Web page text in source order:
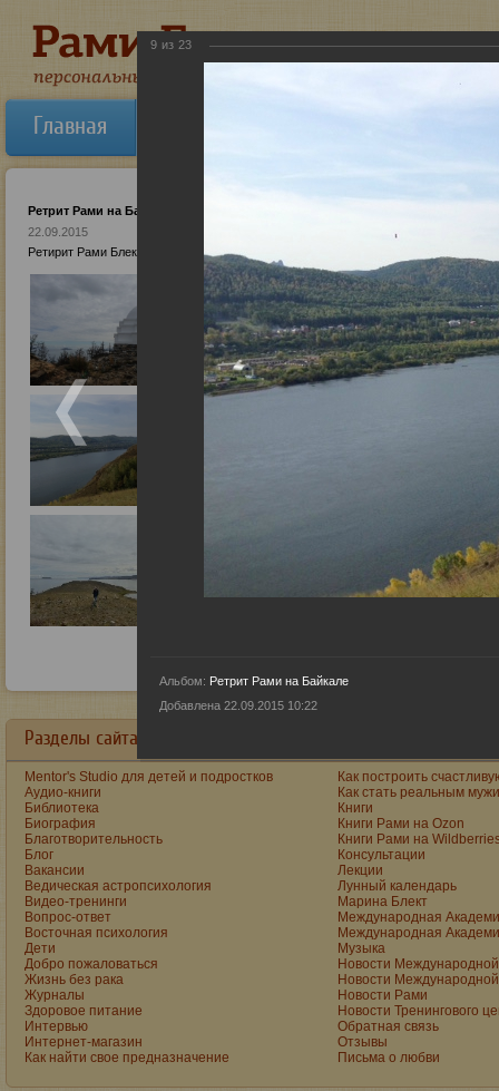
Главная
Ретрит Рами на Байкале
22.09.2015
Ретирит Рами Блекта на Байкале: бизнес-курс, сентябрь 2015. Аудио-записи
Разделы сайта в алфавитном порядке:
Mentor's Studio для детей и подростков
Аудио-книги
Библиотека
Биография
Благотворительность
Блог
Вакансии
Ведическая астропсихология
Видео-тренинги
Вопрос-ответ
Восточная психология
Дети
Добро пожаловаться
Жизнь без рака
Журналы
Здоровое питание
Интервью
Интернет-магазин
Как найти свое предназначение
Как построить
Как стать реальным
Книги
Книги Рами на Ozon
Книги Рами на
Консультации
Лекции
Лунный календарь
Марина Блект
Международная
Международная
Музыка
Новости
Новости
Новости Рами
Новости Тренингового
Обратная связь
Отзывы
Письма о любви
9 из 23
Альбом: Ретрит Рами на Байкале
Добавлена 22.09.2015 10:22